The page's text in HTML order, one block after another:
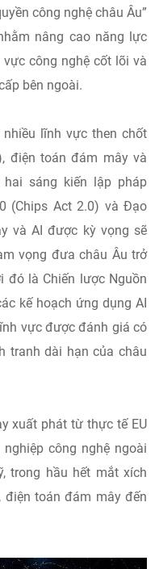
công nghệ châu Âu”
nâng cao năng lực
công nghệ cốt lõi và
bên ngoài.
lĩnh vực then chốt
điện toán đám mây và
hai sáng kiến lập pháp
(Chips Act 2.0) và Đạo
và AI được kỳ vọng sẽ
vọng đưa châu Âu trở
đó là Chiến lược Nguồn
kế hoạch ứng dụng AI
vực được đánh giá có
tranh dài hạn của châu
xuất phát từ thực tế EU
công nghệ ngoài
trong hầu hết mắt xích
điện toán đám mây đến